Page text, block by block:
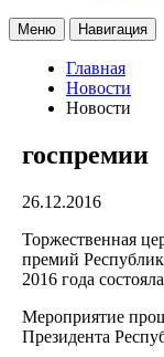
Меню Навигация
Главная
Новости
Новости
госпремии
26.12.2016
Торжественная
премий
2016 года
Мероприятие
Президента